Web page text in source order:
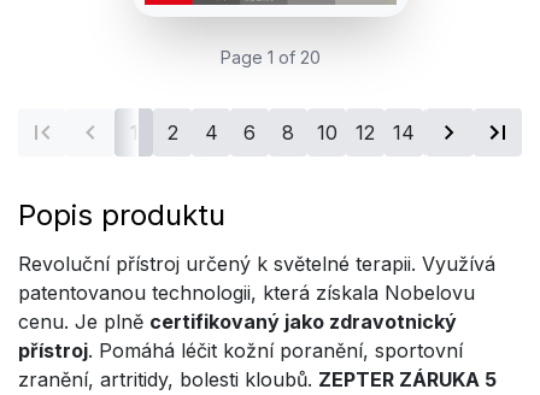
Page 1 of 20
1 2 4 6 8 10 12 14 16 18
Popis produktu
Revoluční přístroj určený k světelné terapii. Využívá
patentovanou technologii, která získala Nobelovu
cenu. Je plně certifikovaný jako zdravotnický
přístroj. Pomáhá léčit kožní poranění, sportovní
zranění, artritidy, bolesti kloubů. ZEPTER ZÁRUKA 5